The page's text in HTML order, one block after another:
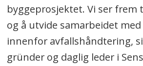
byggeprosjektet. Vi ser frem
og å utvide samarbeidet med
innenfor avfallshåndtering,
gründer og daglig leder i